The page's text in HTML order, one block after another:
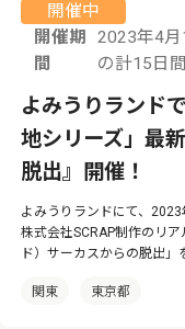
開催中
開催期
間
2023年4
の計15日間
よみうりランド
地シリーズ」最
脱出』開催！
よみうりランドにて、
株式会社SCRAP制作のリ
ド）サーカスからの脱出」
関東 東京都